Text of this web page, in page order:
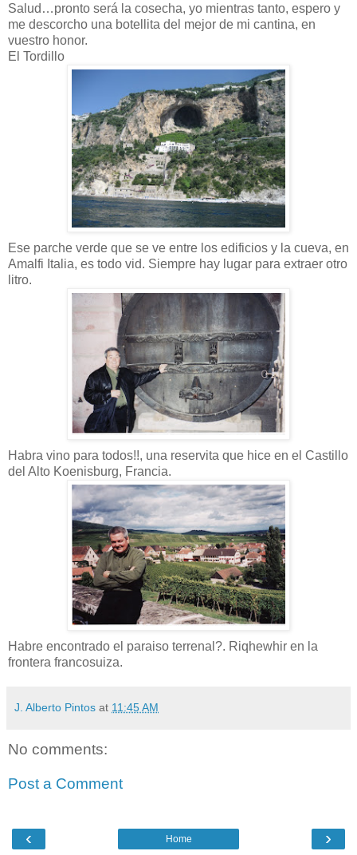
Salud…pronto será la cosecha, yo mientras tanto, espero y
me descorcho una botellita del mejor de mi cantina, en
vuestro honor.
El Tordillo
Ese parche verde que se ve entre los edificios y la cueva, en
Amalfi Italia, es todo vid. Siempre hay lugar para extraer otro
litro.
Habra vino para todos!!, una reservita que hice en el Castillo
del Alto Koenisburg, Francia.
Habre encontrado el paraiso terrenal?. Riqhewhir en la
frontera francosuiza.
J. Alberto Pintos at 11:45 AM
No comments:
Post a Comment
‹ ›
Home